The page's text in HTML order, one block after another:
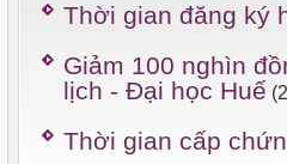
Thời gian đăng ký
Giảm 100 nghìn
lịch - Đại học Huế
Thời gian cấp